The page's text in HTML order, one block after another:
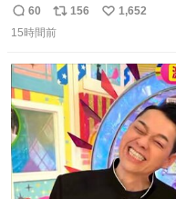
タ、完全なる同世代（
ロ
返
信
60
リ
ポ
ト
数
156
い
数
1,652
15時間前